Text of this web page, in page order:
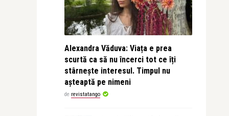
Alexandra Văduva: Viața e prea
scurtă ca să nu încerci tot ce îți
stârnește interesul. Timpul nu
așteaptă pe nimeni
de revistatango